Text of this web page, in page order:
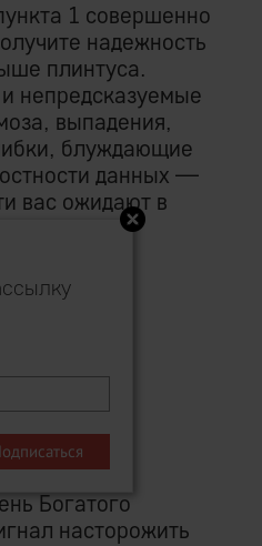
1 совершенно
надежность
плинтуса.
непредсказуемые
выпадения,
блуждающие
данных —
вас ожидают в
временем
тот
пресейл-
Богатого
насторожить